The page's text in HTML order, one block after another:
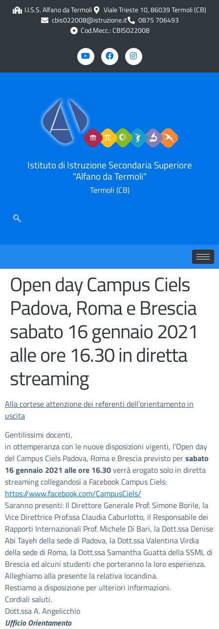
contenutoI.I.S.S. Alfano da Termoli
Viale Trieste 10, 86039 Termoli (CB)
cbis022008@istruzione.it
0875 706493
Cod.Mecc.: CBIS022008
Istituto di Istruzione Secondaria Superiore
"Alfano da Termoli"
Termoli (CB)
Open day Campus Ciels
Padova, Roma e Brescia
sabato 16 gennaio 2021
alle ore 16.30 in diretta
streaming
Alla cortese attenzione dei referenti dell’orientamento in
uscita
Gentilissimi docenti,
in ottemperanza con le nuove disposizioni vigenti, l’Open day
del Campus Ciels Padova, Roma e Brescia previsto persabato
16 gennaio 2021 alle ore 16.30verrà erogato solo in diretta
streaming collegandosi a Facebook Campus Ciels:
https://www.facebook.com/CampusCiels/
Saranno presenti: Il Direttore Generale Prof. Simone Borile, la
Vice Direttrice Prof.ssa Claudia Caburlotto, il Responsabile dei
Rapporti Internazionali Prof. Michele Di Bari, la Dott.ssa Denise
Abi Tayeh della sede di Padova, la Dott.ssa Valentina Virdia
della sede di Roma, la Dott.ssa Samantha Guatta della SSML di
Brescia ed alcuni studenti che porteranno la loro esperienza.
Alleghiamo alla presente la relativa locandina.
Restiamo a disposizione per ulteriori informazioni.
Cordiali saluti.
Dott.ssa A. Angelicchio
Ufficio Orientamento